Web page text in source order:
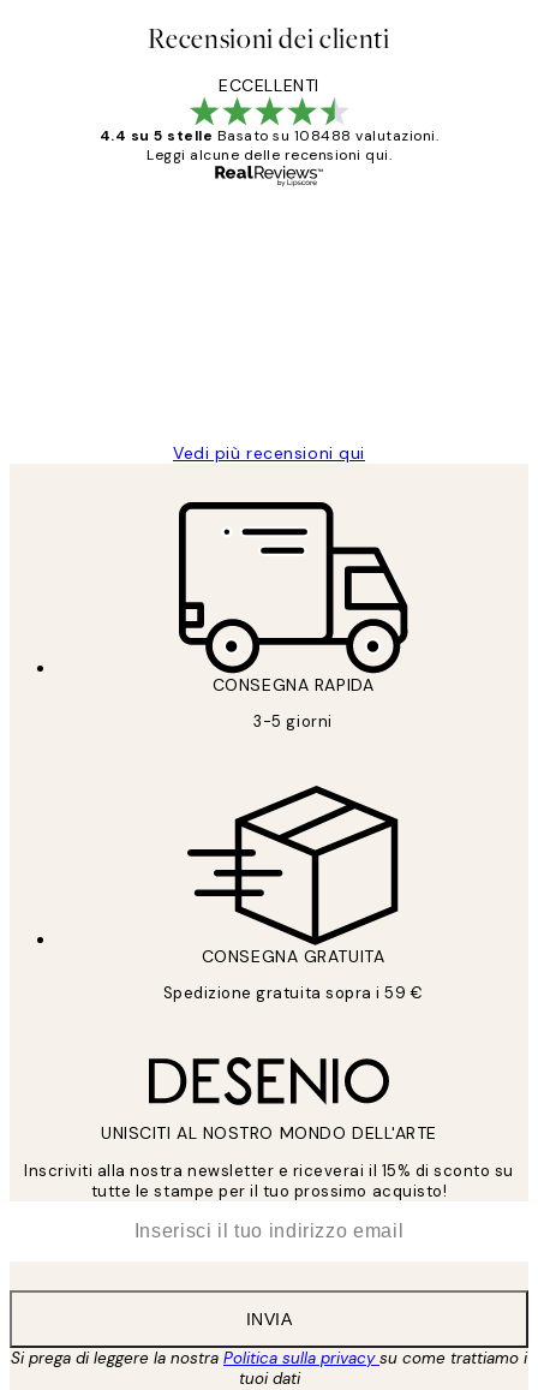
Recensioni dei clienti
ECCELLENTI
4.4 su 5 stelle Basato su 108488 valutazioni.
Leggi alcune delle recensioni qui.
Vedi più recensioni qui
CONSEGNA RAPIDA
3-5 giorni
CONSEGNA GRATUITA
Spedizione gratuita sopra i 59 €
UNISCITI AL NOSTRO MONDO DELL'ARTE
Inscriviti alla nostra newsletter e riceverai il 15% di sconto su
tutte le stampe per il tuo prossimo acquisto!
INVIA
Si prega di leggere la nostra Politica sulla privacysu come trattiamo i
tuoi dati